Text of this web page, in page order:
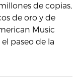
de copias,
de oro y de
Music
paseo de la